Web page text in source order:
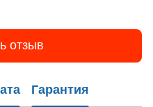
отзыв
Гарантия